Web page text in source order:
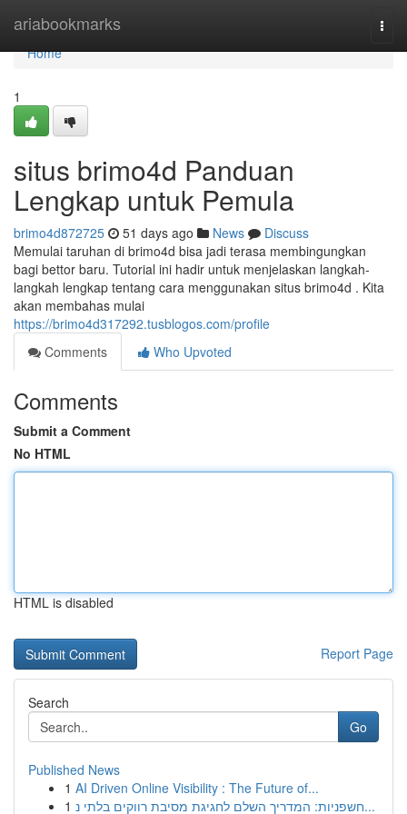
ariabookmarks
Home
Home
1
situs brimo4d Panduan
Lengkap untuk Pemula
brimo4d872725 51 days ago News
Discuss
Memulai taruhan di brimo4d bisa jadi terasa membingungkan
bagi bettor baru. Tutorial ini hadir untuk menjelaskan langkah-
langkah lengkap tentang cara menggunakan situs brimo4d . Kita
akan membahas mulai
https://brimo4d317292.tusblogos.com/profile
Comments
Who Upvoted
Comments
Submit a Comment
No HTML
HTML is disabled
Report Page
Search
Go
Published News
1 AI Driven Online Visibility : The Future of...
1
חשפניות: המדריך השלם לחגיגת מסיבת רווקים בלתי נ...